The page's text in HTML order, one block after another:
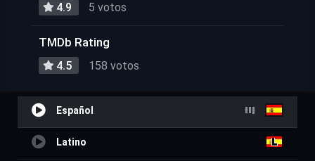
4.9 5 votos
TMDb Rating
4.5 158 votos
Español
Latino